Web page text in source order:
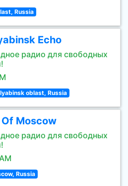
Russia
Echo
радио для свободных
oblast, Russia
Of Moscow
радио для свободных
Russia